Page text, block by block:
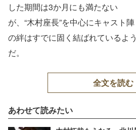
した期間は3か月にも満たない
が、“木村座長”を中心にキャスト陣
の絆はすでに固く結ばれているよう
だ。
全文を読む
あわせて読みたい